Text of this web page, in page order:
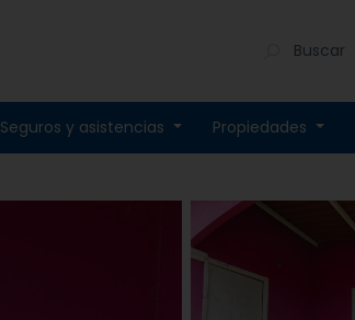
Seguros y asistencias Propiedades
Buscar